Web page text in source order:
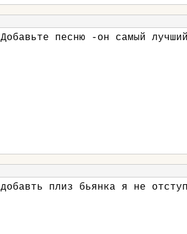
Добавьте песню -он самый
добавть плиз бьянка я не